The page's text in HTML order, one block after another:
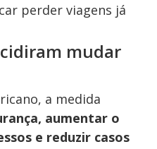
perder viagens já
mudar
a medida
aumentar o
e reduzir casos